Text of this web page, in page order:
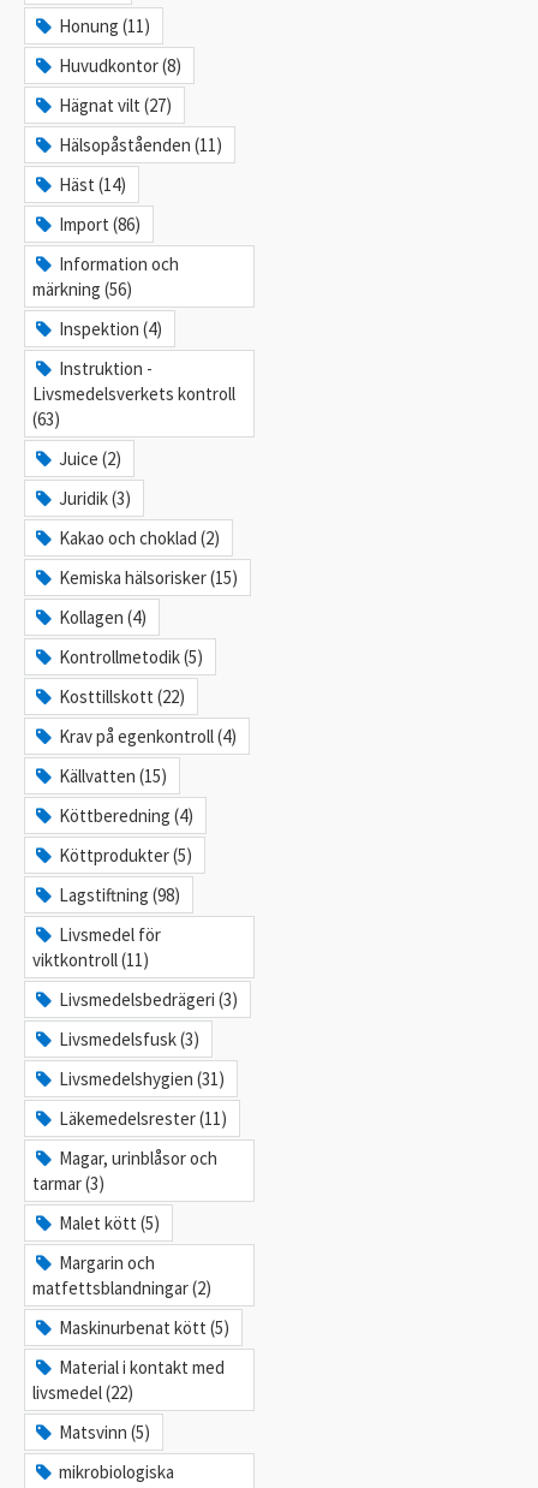
Honung (11)
Huvudkontor (8)
Hägnat vilt (27)
Hälsopåståenden (11)
Häst (14)
Import (86)
Information och
märkning (56)
Inspektion (4)
Instruktion -
Livsmedelsverkets kontroll
(63)
Juice (2)
Juridik (3)
Kakao och choklad (2)
Kemiska hälsorisker (15)
Kollagen (4)
Kontrollmetodik (5)
Kosttillskott (22)
Krav på egenkontroll (4)
Källvatten (15)
Köttberedning (4)
Köttprodukter (5)
Lagstiftning (98)
Livsmedel för
viktkontroll (11)
Livsmedelsbedrägeri (3)
Livsmedelsfusk (3)
Livsmedelshygien (31)
Läkemedelsrester (11)
Magar, urinblåsor och
tarmar (3)
Malet kött (5)
Margarin och
matfettsblandningar (2)
Maskinurbenat kött (5)
Material i kontakt med
livsmedel (22)
Matsvinn (5)
mikrobiologiska